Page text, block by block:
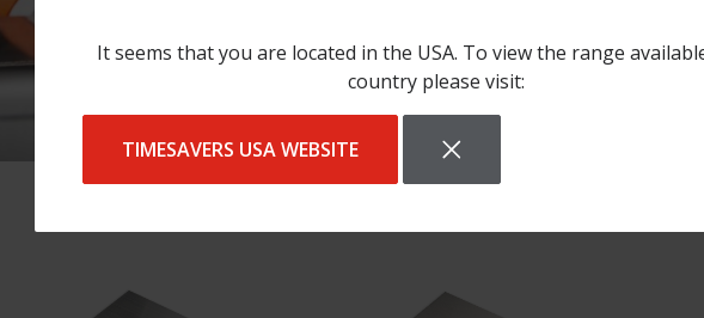
It seems that you are located in the USA. To view the range
country please visit:
TIMESAVERS USA WEBSITE